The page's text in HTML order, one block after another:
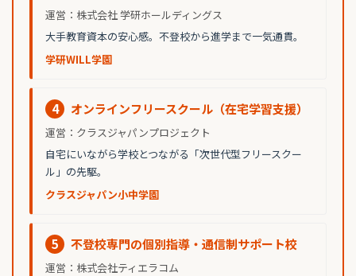
運営：株式会社 学研ホールディングス
大手教育資本の安心感。不登校から進学まで一気通貫。
学研WILL学園
4 オンラインフリースクール（在宅学習支援）
運営：クラスジャパンプロジェクト
自宅にいながら学校とつながる「次世代型フリースクー
ル」の先駆。
クラスジャパン小中学園
5 不登校専門の個別指導・通信制サポート校
運営：株式会社ティエラコム